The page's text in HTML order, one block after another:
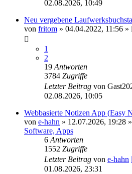
02.08.2026, 10:49
Neu vergebene
von fritom » 04.04.2022, 11:56 »
1
2
19Antworten
3784 Zugriffe
Letzter Beitrag von
02.08.2026, 10:05
Webbasierte Notizen App (Easy
von e-hahn » 12.07.2026, 19:28
Software, Apps
6Antworten
1552 Zugriffe
Letzter Beitrag von e-hahn
01.08.2026, 23:31